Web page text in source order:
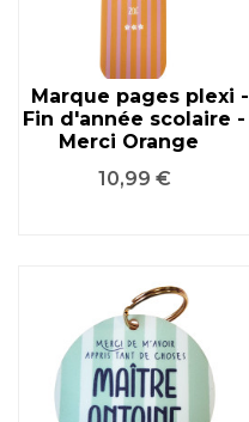
Marque pages plexi -
Fin d'année scolaire -
Merci Orange
Prix
10,99 €